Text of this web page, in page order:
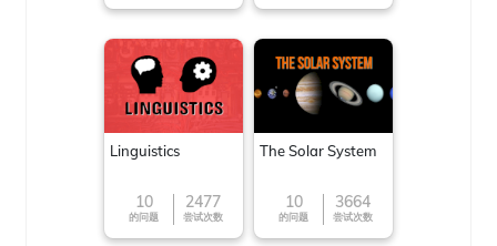
Linguistics
10
的问题
2477
尝试次数
The Solar System
10
的问题
3664
尝试次数